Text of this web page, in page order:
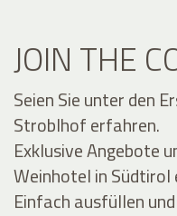
JOIN THE
Seien Sie unter den
Stroblhof erfahren.
Exklusive Angebote
Weinhotel in Südtirol
Einfach ausfüllen